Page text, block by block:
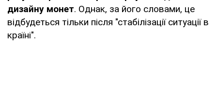
дизайну монет. Однак, за його словами, це
відбудеться тільки після "стабілізації ситуації в
країні".